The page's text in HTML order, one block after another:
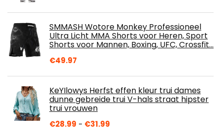
SMMASH Wotore Monkey Professioneel
Ultra Licht MMA Shorts voor Heren, Sport
Shorts voor Mannen, Boxing, UFC, Crossfit…
€49.97
KeYIlowys Herfst effen kleur trui dames
dunne gebreide trui V-hals straat hipster
trui vrouwen
€28.99 - €31.99